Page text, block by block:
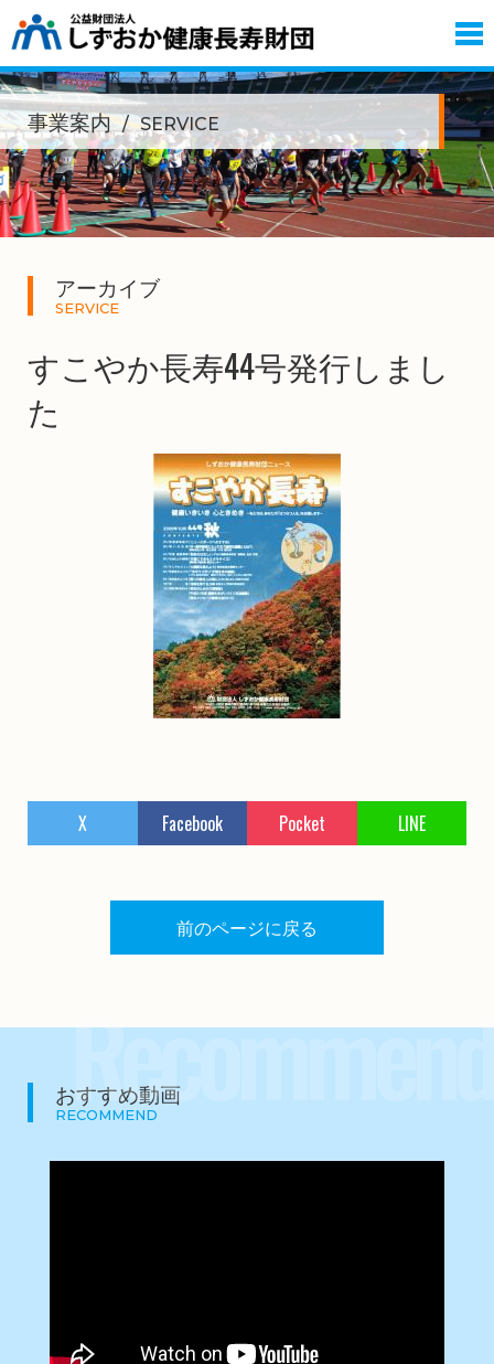
事業案内 SERVICE
アーカイブ
SERVICE
すこやか長寿44号発行しまし
た
X Facebook Pocket LINE
前のページに戻る
Recommend
おすすめ動画
RECOMMEND